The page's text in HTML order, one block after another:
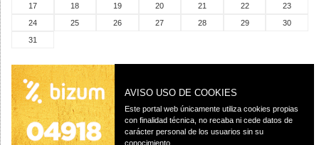
17
18 19 20 21 22
23
24
25 26 27 28 29
30
31
AVISO USO DE COOKIES
Este portal web únicamente utiliza cookies propias
con finalidad técnica, no recaba ni cede datos de
carácter personal de los usuarios sin su
conocimiento.